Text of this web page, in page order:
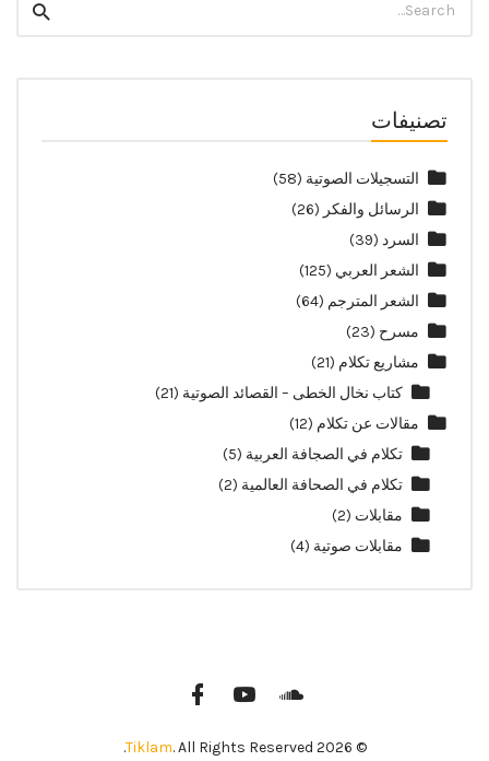
for:
تصنيفات
التسجيلات الصوتية (58)
الرسائل والفكر (26)
السرد (39)
الشعر العربي (125)
الشعر المترجم (64)
مسرح (23)
مشاريع تكلام (21)
كتاب نخال الخطى – القصائد الصوتية (21)
مقالات عن تكلام (12)
تكلام في الصجافة العربية (5)
تكلام في الصحافة العالمية (2)
مقابلات (2)
مقابلات صوتية (4)
© 2026
Tiklam. All Rights Reserved.